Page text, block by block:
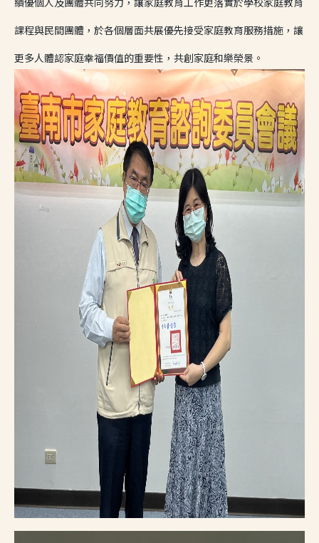
課程與民間團體，於各個層面共展優先接受家庭教育服務措施，讓
更多人體認家庭幸福價值的重要性，共創家庭和樂榮景。